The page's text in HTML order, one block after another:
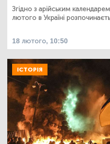
Згідно з арійським
лютого в Україні
18 лютого, 10:50
ІСТОРІЯ